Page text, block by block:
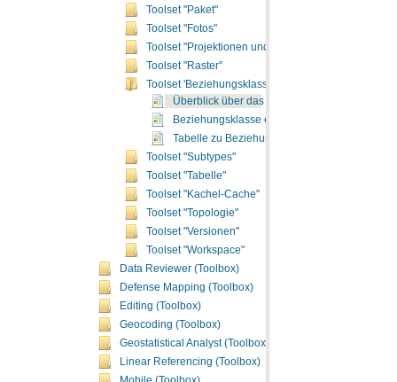
Toolset "Paket"
Toolset "Fotos"
Toolset "Projektionen und Transformationen"
Toolset "Raster"
Toolset 'Beziehungsklassen'
Überblick über das Toolset
Beziehungsklasse erstellen
Tabelle zu Beziehungsklasse
Toolset "Subtypes"
Toolset "Tabelle"
Toolset "Kachel-Cache"
Toolset "Topologie"
Toolset "Versionen"
Toolset "Workspace"
Data Reviewer (Toolbox)
Defense Mapping (Toolbox)
Editing (Toolbox)
Geocoding (Toolbox)
Geostatistical Analyst (Toolbox)
Linear Referencing (Toolbox)